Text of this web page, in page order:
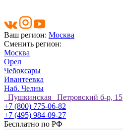
Ваш регион: Москва
Сменить регион:
Москва
Орел
Чебоксары
Ивантеевка
Наб. Челны
Пушкинская Петровский б-р, 15
+7 (800) 775-06-82
+7 (495) 984-09-27
Бесплатно по РФ